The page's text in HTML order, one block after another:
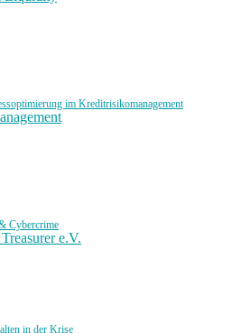
im Kreditrisikomanagement
Cybercrime
e.V.
in der Krise